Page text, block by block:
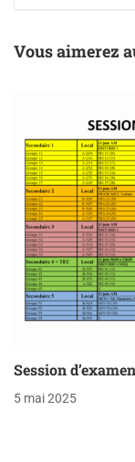
Vous aimerez
Session
5 mai 2025